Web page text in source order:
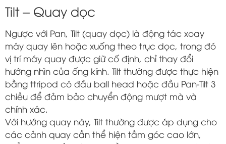
Tilt – Quay dọc
Ngược với Pan, Tilt (quay dọc) là động tác xoay
máy quay lên hoặc xuống theo trục dọc, trong đó
vị trí máy quay được giữ cố định, chỉ thay đổi
hướng nhìn của ống kính. Tilt thường được thực hiện
bằng ttripod có đầu ball head hoặc đầu Pan-Tilt 3
chiều để đảm bảo chuyển động mượt mà và
chính xác.
Với hướng quay này, Tilt thường được áp dụng cho
các cảnh quay cần thể hiện tầm góc cao lớn,